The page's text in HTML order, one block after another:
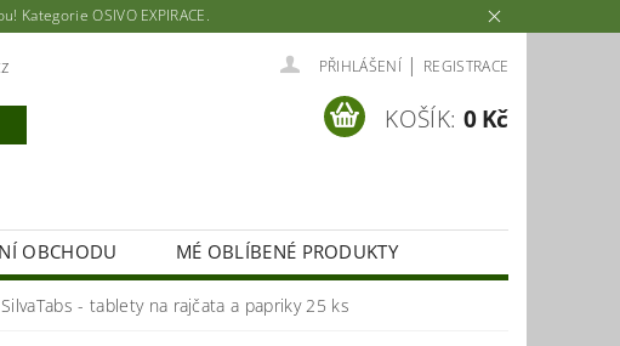
OSIVO EXPIRACE.
PŘIHLÁŠENÍ | REGISTRACE
KOŠÍK: 0 Kč
OBCHODU MÉ OBLÍBENÉ PRODUKTY
SilvaTabs - tablety na rajčata a papriky 25 ks